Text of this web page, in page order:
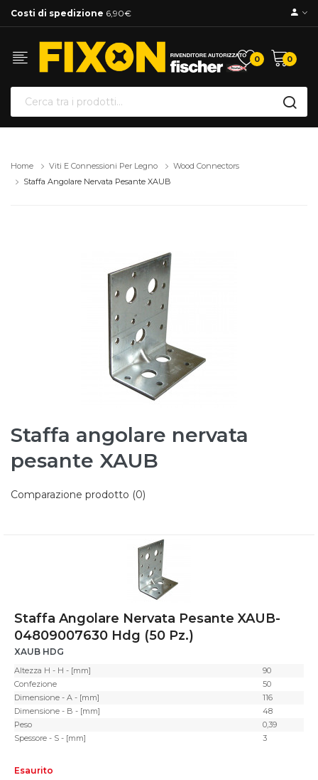
Costi di spedizione 6,90€
0 0
Home Viti E Connessioni Per Legno
Wood Connectors
Staffa Angolare Nervata Pesante XAUB
Staffa angolare nervata
pesante XAUB
Comparazione prodotto (0)
Esaurito
Staffa Angolare Nervata Pesante XAUB-
04809007630 Hdg (50 Pz.)
XAUB HDG
Altezza H - H - [mm]
90
Confezione
50
Dimensione - A - [mm]
116
Dimensione - B - [mm]
48
Peso
0,39
Spessore - S - [mm]
3